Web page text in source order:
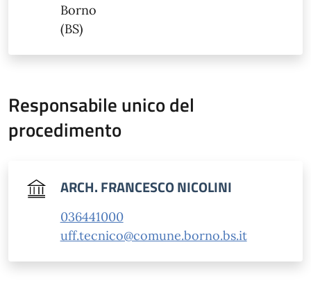
Borno
(BS)
Responsabile unico del
procedimento
ARCH. FRANCESCO NICOLINI
036441000
uff.tecnico@comune.borno.bs.it